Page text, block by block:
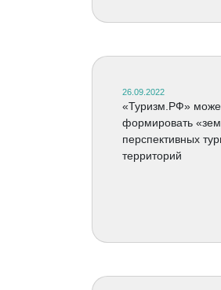
26.09.2022
«Туризм.РФ»
формировать
перспективных
территорий